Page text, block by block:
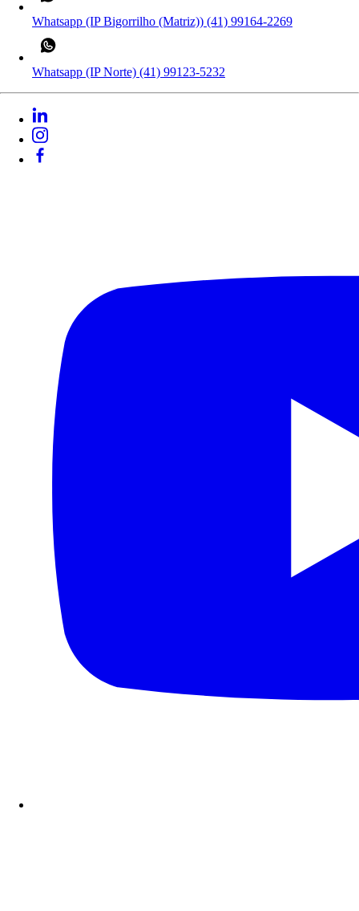
Whatsapp (IP Bigorrilho (Matriz)) (41) 99164-2269
Whatsapp (IP Norte) (41) 99123-5232